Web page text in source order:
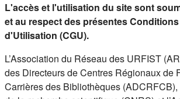
L'accès et l'utilisation du site sont
et au respect des présentes
d'Utilisation (CGU).
L’Association du Réseau des URFIST
des Directeurs de Centres Régionaux de
Carrières des Bibliothèques